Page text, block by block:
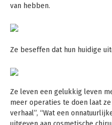
van hebben.
Ze beseffen dat hun huidige
Ze leven een gelukkig leven
meer operaties te doen laat
verhaal”, “Wat een